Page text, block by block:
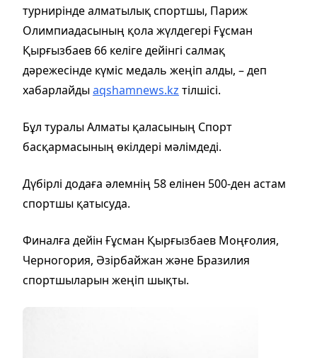
турнирінде алматылық спортшы, Париж
Олимпиадасының қола жүлдегері Ғұсман
Қырғызбаев 66 келіге дейінгі салмақ
дәрежесінде күміс медаль жеңіп алды, – деп
хабарлайдыaqshamnews.kz тілшісі.
Бұл туралы Алматы қаласының Спорт
басқармасының өкілдері мәлімдеді.
Дүбірлі додаға әлемнің 58 елінен 500-ден астам
спортшы қатысуда.
Финалға дейін Ғұсман Қырғызбаев Моңғолия,
Черногория, Әзірбайжан және Бразилия
спортшыларын жеңіп шықты.